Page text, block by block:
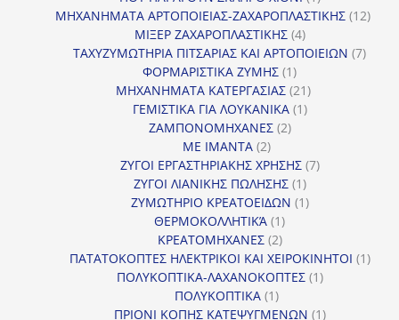
προϊόν
ΜΗΧΑΝΗΜΑΤΑ ΑΡΤΟΠΟΙΕΙΑΣ-ΖΑΧΑΡΟΠΛΑΣΤΙΚΗΣ 1212
ΜΙΞΕΡ ΖΑΧΑΡΟΠΛΑΣΤΙΚΗΣ 44
προϊόντα
ΤΑΧΥΖΥΜΩΤΗΡΙΑ ΠΙΤΣΑΡΙΑΣ ΚΑΙ ΑΡΤΟΠΟΙΕΙΩΝ 77
ΦΟΡΜΑΡΙΣΤΙΚΑ ΖΥΜΗΣ 11
προϊόν
ΜΗΧΑΝΗΜΑΤΑ ΚΑΤΕΡΓΑΣΙΑΣ 2121
προϊόντα
ΓΕΜΙΣΤΙΚΑ ΓΙΑ ΛΟΥΚΑΝΙΚΑ 11
ΖΑΜΠΟΝΟΜΗΧΑΝΕΣ 22
ΜΕ ΙΜΑΝΤΑ 22
προϊόντα
ΖΥΓΟΙ ΕΡΓΑΣΤΗΡΙΑΚΗΣ ΧΡΗΣΗΣ 77
ΖΥΓΟΙ ΛΙΑΝΙΚΗΣ ΠΩΛΗΣΗΣ 11
προϊόν
ΖΥΜΩΤΗΡΙΟ ΚΡΕΑΤΟΕΙΔΩΝ 11
ΘΕΡΜΟΚΟΛΛΗΤΙΚΆ 11
προϊόν
ΚΡΕΑΤΟΜΗΧΑΝΕΣ 22
προϊόντα
ΠΑΤΑΤΟΚΟΠΤΕΣ ΗΛΕΚΤΡΙΚΟΙ ΚΑΙ ΧΕΙΡΟΚΙΝΗΤΟΙ 11
ΠΟΛΥΚΟΠΤΙΚΑ-ΛΑΧΑΝΟΚΟΠΤΕΣ 11
ΠΟΛΥΚΟΠΤΙΚΑ 11
προϊόν
ΠΡΙΟΝΙ ΚΟΠΗΣ ΚΑΤΕΨΥΓΜΕΝΩΝ 11